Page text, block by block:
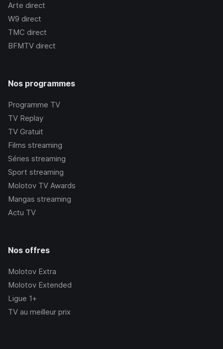
Arte direct
W9 direct
TMC direct
BFMTV direct
Nos programmes
Programme TV
TV Replay
TV Gratuit
Films streaming
Séries streaming
Sport streaming
Molotov TV Awards
Mangas streaming
Actu TV
Nos offres
Molotov Extra
Molotov Extended
Ligue 1+
TV au meilleur prix